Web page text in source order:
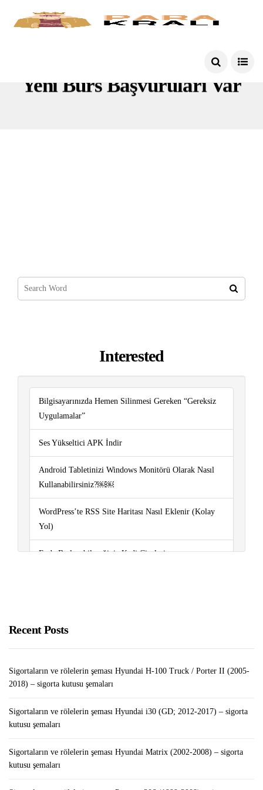
Yeni Burs Başvuruları Var
Interested
Bilgisayarınızda Hemen Silinmesi Gereken “Gereksiz
Uygulamalar”
Ses Yükseltici APK İndir
Android Tabletinizi Windows Monitörü Olarak Nasıl
Kullanabilirsiniz?￼￼
WordPress’te RSS Site Haritası Nasıl Eklenir (Kolay
Yol)
Evde Besleyebileceğiniz Kedi Cinsleri
Recent Posts
Sigortaların ve rölelerin şeması Hyundai H-100 Truck / Porter II (2005-
2018) – sigorta kutusu şemaları
Sigortaların ve rölelerin şeması Hyundai i30 (GD; 2012-2017) – sigorta
kutusu şemaları
Sigortaların ve rölelerin şeması Hyundai Matrix (2002-2008) – sigorta
kutusu şemaları